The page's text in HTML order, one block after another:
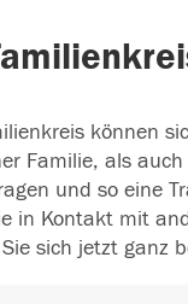
können
Familie, als
und so eine
in Kontakt mit
sich jetzt ganz